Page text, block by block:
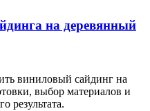
на деревянный
виниловый сайдинг на
выбор материалов и
результата.